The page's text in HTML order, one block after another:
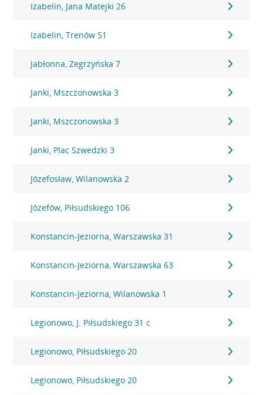
Izabelin, Jana Matejki 26
Izabelin, Trenów 51
Jabłonna, Zegrzyńska 7
Janki, Mszczonowska 3
Janki, Mszczonowska 3
Janki, Plac Szwedzki 3
Józefosław, Wilanowska 2
Józefów, Piłsudskiego 106
Konstancin-Jeziorna, Warszawska 31
Konstancin-Jeziorna, Warszawska 63
Konstancin-Jeziorna, Wilanowska 1
Legionowo, J. Piłsudskiego 31 c
Legionowo, Piłsudskiego 20
Legionowo, Piłsudskiego 20